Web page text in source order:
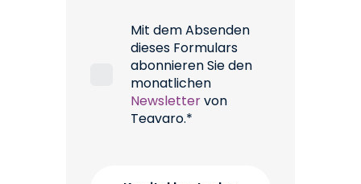
Mit dem Absenden
dieses Formulars
abonnieren Sie den
monatlichen
Newslettervon
Teavaro.*